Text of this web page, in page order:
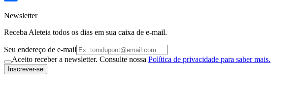
Newsletter
Receba Aleteia todos os dias em sua caixa de e-mail.
Seu endereço de e-mail
Aceito receber a newsletter. Consulte nossa Política de privacidade para saber mais.
Inscrever-se